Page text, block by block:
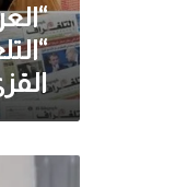
أنطوان